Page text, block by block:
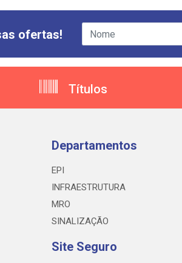
ofertas!
Títulos
Departamentos
EPI
INFRAESTRUTURA
MRO
SINALIZAÇÃO
Site Seguro